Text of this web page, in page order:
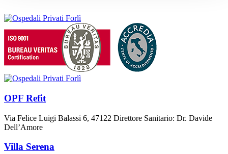
OPF Refit
Via Felice Luigi Balassi 6, 47122 Direttore Sanitario: Dr. Davide
Dell’Amore
Villa Serena